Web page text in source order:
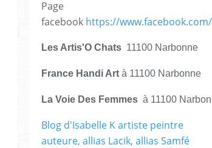
Page
facebook https://
Les Artis'O Chats 11100 Narbonne
France Handi Art à 11100 Narbonne
La Voie Des Femmes à 11100
Blog d'Isabelle K artiste peintre
auteure, allias Lacik, allias Samfé